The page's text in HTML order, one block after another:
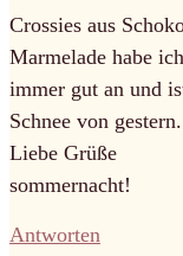
Crossies aus
Marmelade habe
immer gut an und
Schnee von gestern.
Liebe Grüße
sommernacht!
Antworten